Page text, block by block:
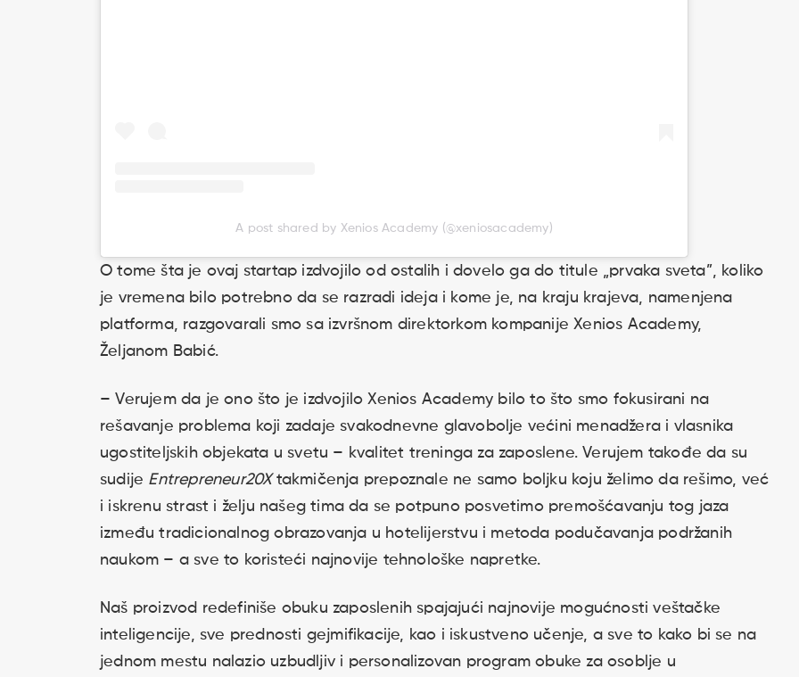
A post shared by Xenios Academy (@xeniosacademy)
O tome šta je ovaj startap izdvojilo od ostalih i dovelo ga do titule „prvaka sveta”, koliko
je vremena bilo potrebno da se razradi ideja i kome je, na kraju krajeva, namenjena
platforma, razgovarali smo sa izvršnom direktorkom kompanije Xenios Academy,
Željanom Babić.
– Verujem da je ono što je izdvojilo Xenios Academy bilo to što smo fokusirani na
rešavanje problema koji zadaje svakodnevne glavobolje većini menadžera i vlasnika
ugostiteljskih objekata u svetu – kvalitet treninga za zaposlene. Verujem takođe da su
sudije Entrepreneur20Xtakmičenja prepoznale ne samo boljku koju želimo da rešimo, već
i iskrenu strast i želju našeg tima da se potpuno posvetimo premošćavanju tog jaza
između tradicionalnog obrazovanja u hotelijerstvu i metoda podučavanja podržanih
naukom – a sve to koristeći najnovije tehnološke napretke.
Naš proizvod redefiniše obuku zaposlenih spajajući najnovije mogućnosti veštačke
inteligencije, sve prednosti gejmifikacije, kao i iskustveno učenje, a sve to kako bi se na
jednom mestu nalazio uzbudljiv i personalizovan program obuke za osoblje u